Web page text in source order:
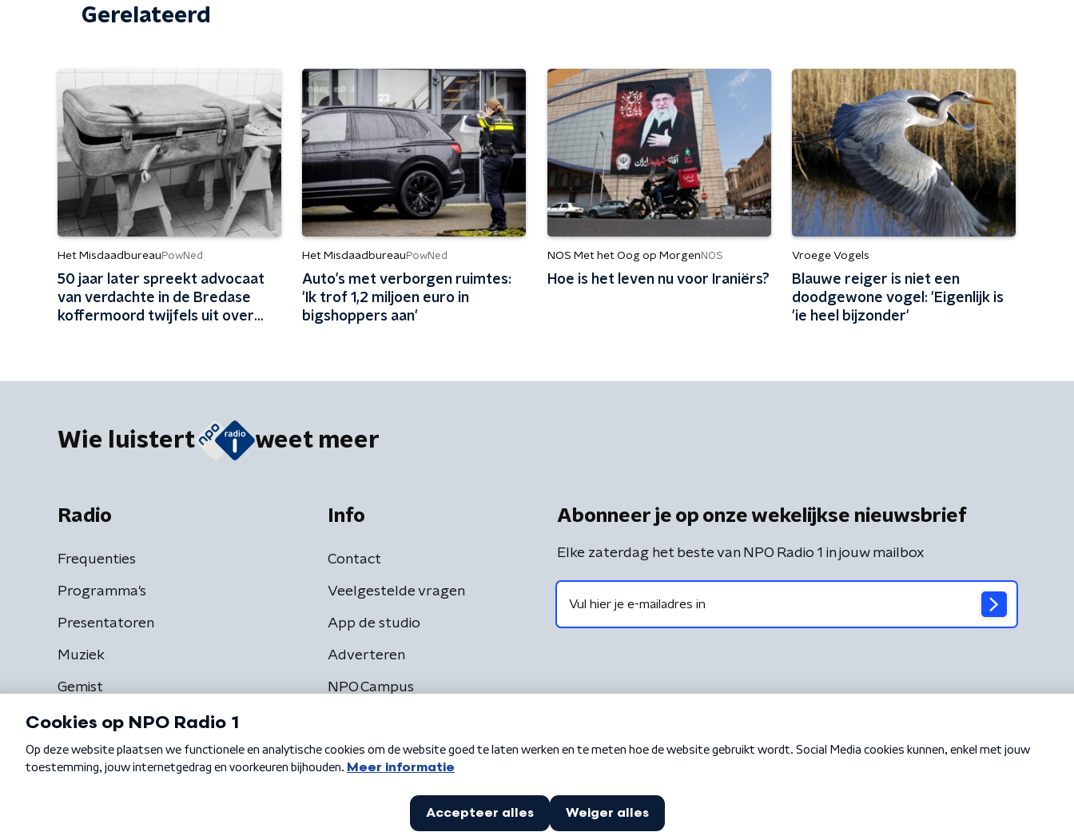
Gerelateerd
Het Misdaadbureau PowNed
50 jaar later spreekt advocaat
van verdachte in de Bredase
koffermoord twijfels uit over
Het Misdaadbureau PowNed
Auto’s met verborgen ruimtes:
'Ik trof 1,2 miljoen euro in
bigshoppers aan'
NOS Met het Oog op Morgen NOS
Hoe is het leven nu voor Iraniërs?
Vroege Vogels
Blauwe reiger is niet een
doodgewone vogel: 'Eigenlijk is
'ie heel bijzonder'
Wie luistert weet meer
Radio
Frequenties
Programma's
Presentatoren
Muziek
Gemist
Info
Contact
Veelgestelde vragen
App de studio
Adverteren
NPO Campus
Abonneer je op onze wekelijkse nieuwsbrief
Elke zaterdag het beste van NPO Radio 1 in jouw mailbox
Algemene voorwaarden Privacybeleid